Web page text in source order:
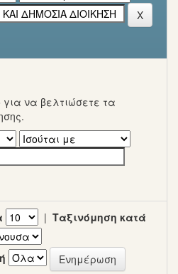
για να βελτιώσετε τα
| Ταξινόμηση κατά